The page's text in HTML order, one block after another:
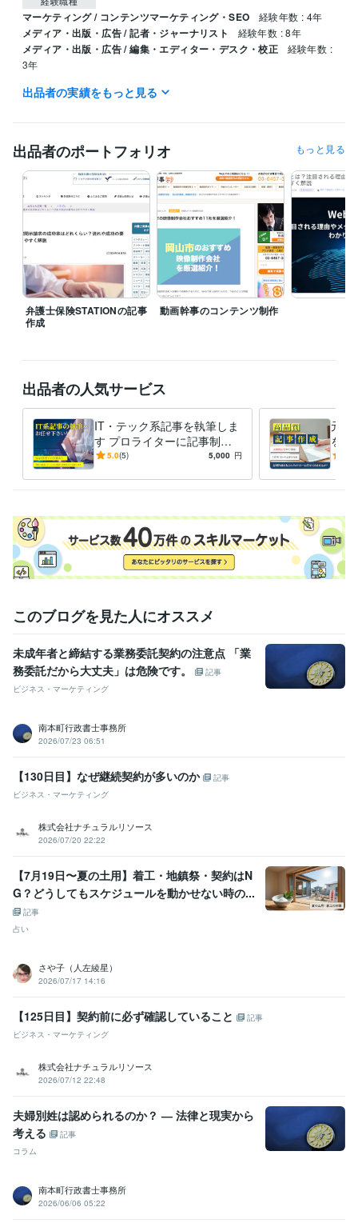
マーケティング / コンテンツマーケティング・SEO 経験年数 : 4年
メディア・出版・広告 / 記者・ジャーナリスト 経験年数 : 8年
メディア・出版・広告 / 編集・エディター・デスク・校正
経験年数 :
3年
職歴
仮想通貨メディア 2019年2月 ~ 2019年8月
フリーランス
小村渉行政書士事務所 2025年2月 ~ 現在
山陰メディアプロダクション合同会社 2025年8月 ~ 現在
受賞歴
平成22年度徳島大学附属図書館読書週間
「読書感想文」入選 地方新聞社編集局奨励賞
ココナラ総販売数100
ココナラ総販売数200件達成 ココナラ総販売数300件達成
平
成24年度徳島大学附属図書館読書週間「読書感想文」入選
まつえ南
商工会補助金活用術セミナー
資格・検定
実用英語技能検定2級
高等学校教諭免許 取得年 : 2013年
3級FP技能士 取得年 : 2020年
行政書士 取得年 : 2024年
ビジネス実務法務検定2級 取得年 : 2025年
プログラミング言語・フレームワーク
CSS:0年HTML:0年
Google ドキュメント:5年 弥生会計:3年
Perplexity AI:0年
Bard:1年Figma:2年Excel:10年PowerPoint:10年Word:10年
得意分野
IT 金融 経済 マーケティング ビジネス
ブロックチェーン
コンサルティング・士業 業界委託契約書作成 内容証明の文案作成
学歴
徳島大学 2010年3月 ~ 2014年2月
語学力
英語 ビジネスレベル
出品者の実績をもっと見る
出品者のポートフォリオ もっと見る
弁護士保険STATIONの記事
作成
動画幹事のコンテンツ制作
出品者の人気サービス
IT・テック系記事を執筆しま
す プロライターに記事制作
を外注しませんか？
5.0(5) 5,000 円
元新
を作
ロラ
このブログを見た人にオススメ
未成年者と締結する業務委託契約の注意点 「業
務委託だから大丈夫」は危険です。
記事
ビジネス・マーケティング
南本町行政書士事務所
2026/07/23 06:51
【130日目】なぜ継続契約が多いのか
記事
ビジネス・マーケティング
株式会社ナチュラルリソース
2026/07/20 22:22
【7月19日〜夏の土用】着工・地鎮祭・契約はN
G？どうしてもスケジュールを動かせない時の...
記事
占い
さや子（人左綾星）
2026/07/17 14:16
【125日目】契約前に必ず確認していること
記事
ビジネス・マーケティング
株式会社ナチュラルリソース
2026/07/12 22:48
夫婦別姓は認められるのか？ ― 法律と現実から
考える
記事
コラム
南本町行政書士事務所
2026/06/06 05:22